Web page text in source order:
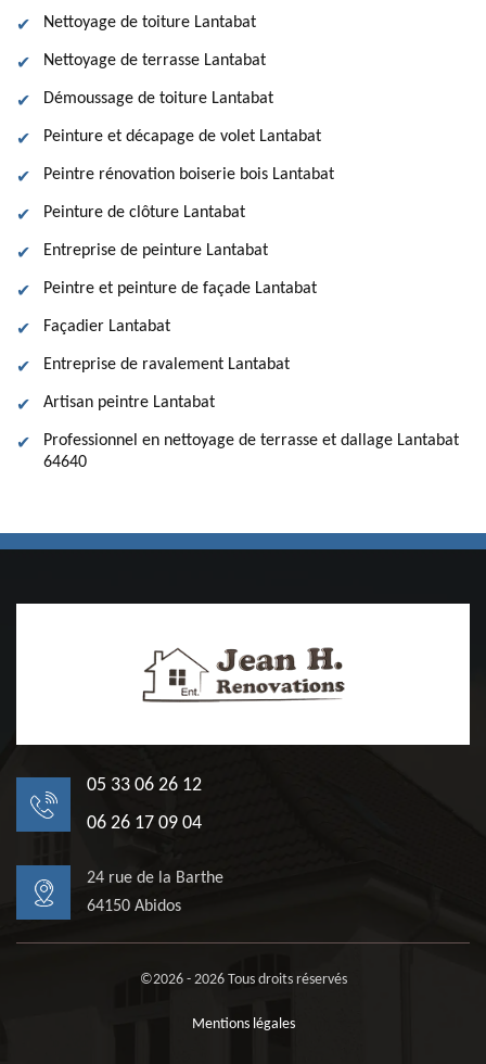
Nettoyage de toiture Lantabat
Nettoyage de terrasse Lantabat
Démoussage de toiture Lantabat
Peinture et décapage de volet Lantabat
Peintre rénovation boiserie bois Lantabat
Peinture de clôture Lantabat
Entreprise de peinture Lantabat
Peintre et peinture de façade Lantabat
Façadier Lantabat
Entreprise de ravalement Lantabat
Artisan peintre Lantabat
Professionnel en nettoyage de terrasse et dallage Lantabat
64640
05 33 06 26 12
06 26 17 09 04
24 rue de la Barthe
64150 Abidos
©2026 - 2026 Tous droits réservés
Mentions légales